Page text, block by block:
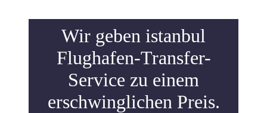
Wir geben istanbul
Flughafen-Transfer-
Service zu einem
erschwinglichen Preis.